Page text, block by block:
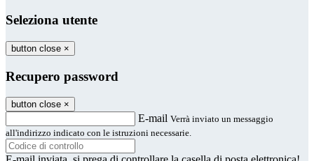
Seleziona utente
button close ×
Recupero password
button close ×
E-mail Verrà inviato un messaggio
all'indirizzo indicato con le istruzioni necessarie.